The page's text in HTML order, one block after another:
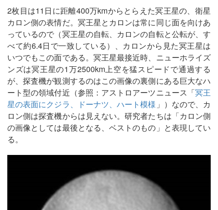
2枚目は11日に距離400万kmからとらえた冥王星の、衛星
カロン側の表情だ。冥王星とカロンは常に同じ面を向けあ
っているので（冥王星の自転、カロンの自転と公転が、す
べて約6.4日で一致している）、カロンから見た冥王星は
いつでもこの面である。冥王星最接近時、ニューホライズ
ンズは冥王星の1万2500km上空を猛スピードで通過する
が、探査機が観測するのはこの画像の裏側にある巨大なハ
ート型の領域付近（参照：アストロアーツニュース「冥王
星の表面にクジラ、ドーナツ、ハート模様 」）なので、カ
ロン側は探査機からは見えない。研究者たちは「カロン側
の画像としては最後となる、ベストのもの」と表現してい
る。